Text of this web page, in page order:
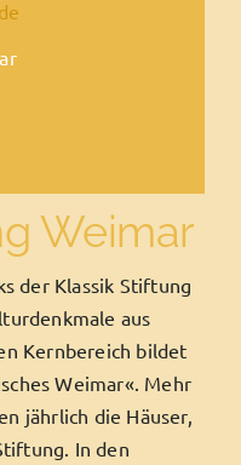
Weimar
der Klassik Stiftung
aus
Kernbereich bildet
Weimar«. Mehr
jährlich die Häuser,
In den